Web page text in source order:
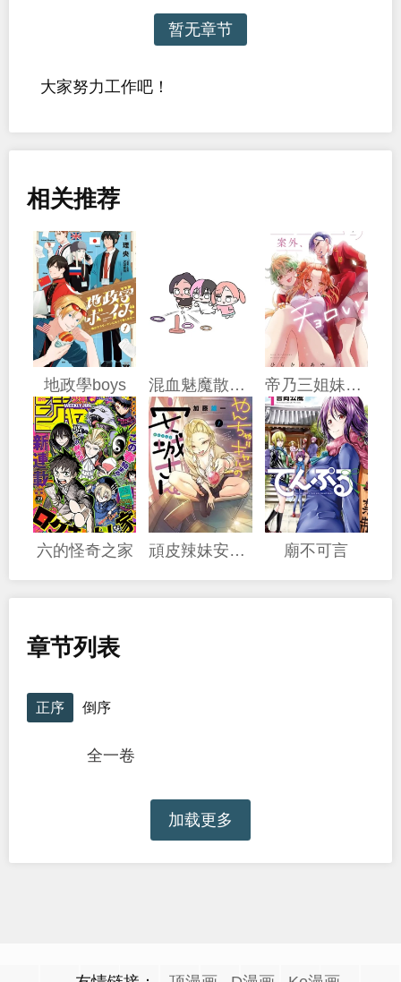
暂无章节
大家努力工作吧！
相关推荐
地政學boys 混血魅魔散篇合集 帝乃三姐妹原來很好搞定
六的怪奇之家 頑皮辣妹安城同學 廟不可言
章节列表
正序 倒序
全一卷
加载更多